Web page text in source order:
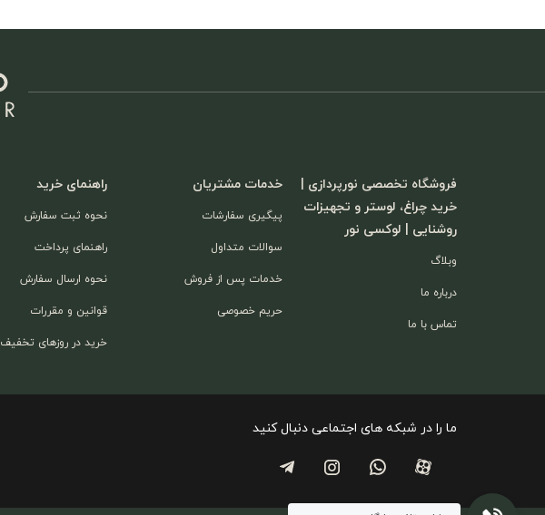
فروشگاه تخصصی نورپردازی |
خرید چراغ، لوستر و تجهیزات
روشنایی | لوکسی نور
وبلاگ
درباره ما
تماس با ما
خدمات مشتریان
پیگیری سفارشات
سوالات متداول
خدمات پس از فروش
حریم خصوصی
راهنمای خرید
نحوه ثبت سفارش
راهنمای پرداخت
نحوه ارسال سفارش
قوانین و مقررات
خرید در روزهای تخفیف
ما را در شبکه های اجتماعی دنبال کنید